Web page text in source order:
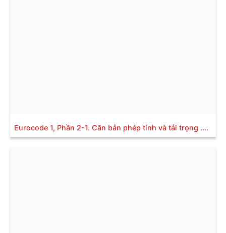
Eurocode 1, Phần 2-1. Căn bản phép tính và tải trọng ....